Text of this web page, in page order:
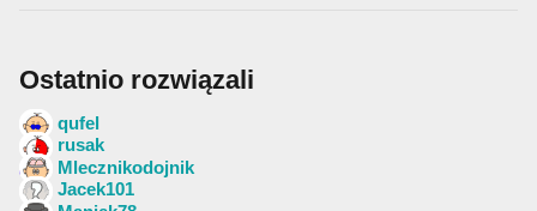
Ostatnio rozwiązali
qufel
rusak
Mlecznikodojnik
Jacek101